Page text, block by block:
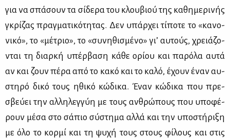
για να σπά­σουν τα σί­δε­ρα του κλου­βιού της κα­θη­με­ρι­νής
γκρί­ζας πραγ­μα­τι­κό­τη­τας. Δεν υπάρ­χει τί­πο­τε το «κα­νο­
νι­κό», το «μέ­τριο», το «συ­νη­θι­σμέ­νο» γι’ αυ­τούς, χρειά­ζο­
νται τη διαρ­κή υπέρ­βα­ση κά­θε ορί­ου και πα­ρό­λα αυ­τά
αν και ζουν πέ­ρα από το κα­κό και το κα­λό, έχουν έναν αυ­
στη­ρό δι­κό τους ηθι­κό κώ­δι­κα. Έναν κώ­δι­κα που πρε­
σβεύ­ει την αλ­λη­λεγ­γύη με τους αν­θρώ­πους που υπο­φέ­
ρουν μέ­σα στο σά­πιο σύ­στη­μα αλ­λά και την υπο­στή­ρι­ξη
με όλο το κορ­μί και τη ψυ­χή τους στους φί­λους και στις